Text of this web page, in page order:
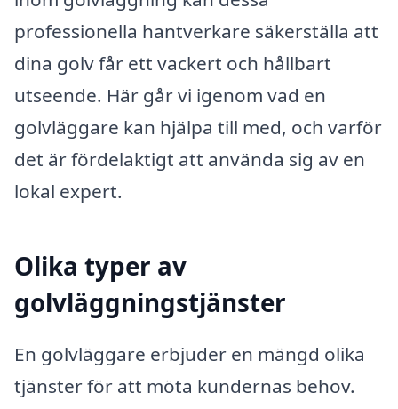
professionella hantverkare säkerställa att
dina golv får ett vackert och hållbart
utseende. Här går vi igenom vad en
golvläggare kan hjälpa till med, och varför
det är fördelaktigt att använda sig av en
lokal expert.
Olika typer av
golvläggningstjänster
En golvläggare erbjuder en mängd olika
tjänster för att möta kundernas behov.